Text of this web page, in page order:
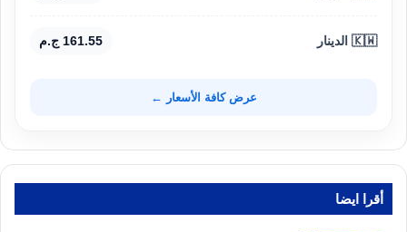
🇰🇼 الدينار 161.55 ج.م
عرض كافة الأسعار ←
أقرا ايضا